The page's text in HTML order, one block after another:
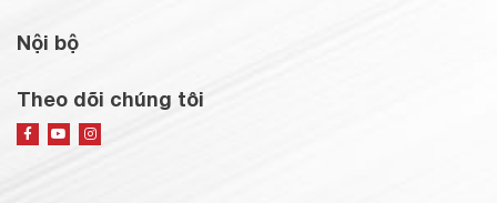
Nội bộ
Theo dõi chúng tôi